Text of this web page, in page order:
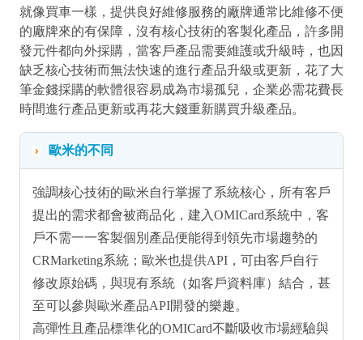
就像買車一樣，提供良好維修服務的廠牌通常比維修不便
的廠牌來的有保障，沒有核心技術的客製化產品，許多開
發元件都向外採購，當客戶產品需要維護或升級時，也因
缺乏核心技術而無法快速的進行產品升級或更新，花了大
筆金錢採購的軟體很容易成為市場孤兒，企業必需花費長
時間進行產品更新或再花大錢重新購買升級產品。
歐米的不同
強調核心技術的歐米自行掌握了系統核心，所有客戶
提出的需求都會被商品化，建入OMICard系統中，客
戶不需一一客製個別產品便能得到領先市場趨勢的
CRMarketing系統；歐米也提供API，可由客戶自行
修改原始碼，與現有系統（如客戶資料庫）結合，甚
至可以參與歐米產品API開發的樂趣。
高彈性且產品標準化的OMICard不斷吸收市場經驗與